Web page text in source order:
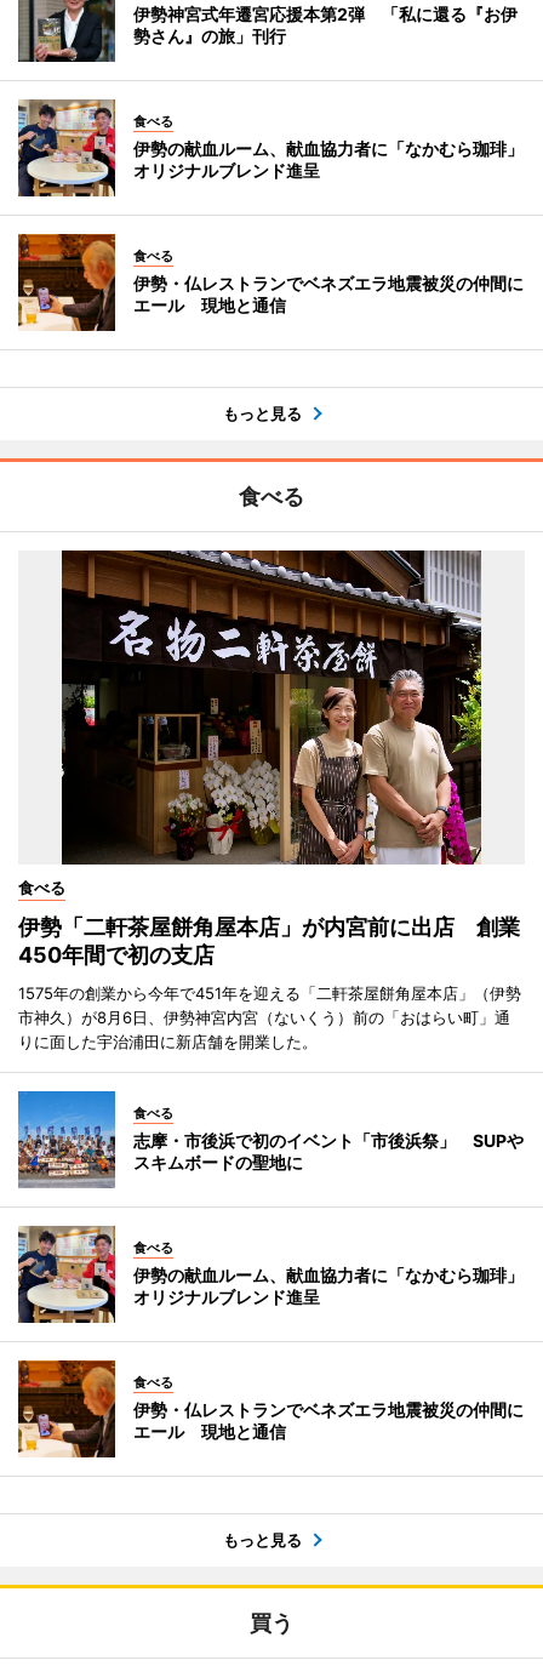
伊勢神宮式年遷宮応援本第2弾 「私に還る『お伊
勢さん』の旅」刊行
食べる
伊勢の献血ルーム、献血協力者に「なかむら珈琲」
オリジナルブレンド進呈
食べる
伊勢・仏レストランでベネズエラ地震被災の仲間に
エール 現地と通信
もっと見る
食べる
食べる
伊勢「二軒茶屋餅角屋本店」が内宮前に出店 創業
450年間で初の支店
1575年の創業から今年で451年を迎える「二軒茶屋餅角屋本店」（伊勢
市神久）が8月6日、伊勢神宮内宮（ないくう）前の「おはらい町」通
りに面した宇治浦田に新店舗を開業した。
食べる
志摩・市後浜で初のイベント「市後浜祭」 SUPや
スキムボードの聖地に
食べる
伊勢の献血ルーム、献血協力者に「なかむら珈琲」
オリジナルブレンド進呈
食べる
伊勢・仏レストランでベネズエラ地震被災の仲間に
エール 現地と通信
もっと見る
買う